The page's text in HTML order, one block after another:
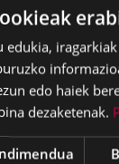
gaur,
sexu- eta
berresteko,
edukia,
edo haiek
dezaketenak.